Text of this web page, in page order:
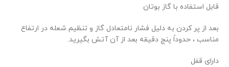
قابل استفاده با گاز بوتان
بعد از پر کردن به دلیل فشار نامتعادل گاز و تنظیم شعله در ارتفاع
مناسب ، حدوداً پنج دقیقه بعد از آن آتش بگیرید.
دارای قفل